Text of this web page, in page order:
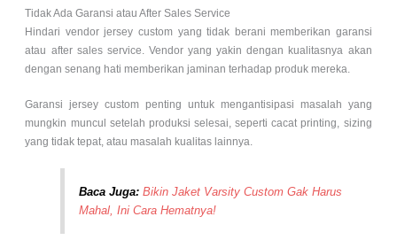
Tidak Ada Garansi atau After Sales Service
Hindari vendor jersey custom yang tidak berani memberikan garansi
atau after sales service. Vendor yang yakin dengan kualitasnya akan
dengan senang hati memberikan jaminan terhadap produk mereka.
Garansi jersey custom penting untuk mengantisipasi masalah yang
mungkin muncul setelah produksi selesai, seperti cacat printing, sizing
yang tidak tepat, atau masalah kualitas lainnya.
Baca Juga: Bikin Jaket Varsity Custom Gak Harus
Mahal, Ini Cara Hematnya!